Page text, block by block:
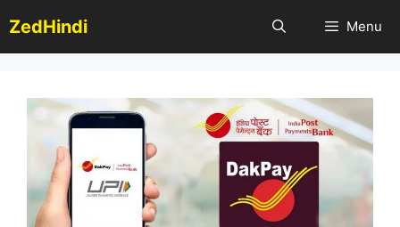
to
content
ZedHindi Menu